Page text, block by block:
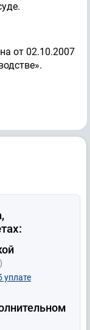
от 02.10.2007
уплате